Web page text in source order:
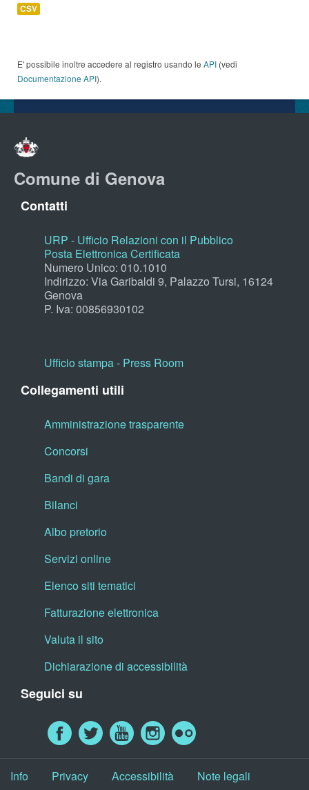
CSV
E' possibile inoltre accedere al registro usando le API (vedi
Documentazione API).
Comune di Genova
Contatti
URP - Ufficio Relazioni con il Pubblico
Posta Elettronica Certificata
Numero Unico: 010.1010
Indirizzo: Via Garibaldi 9, Palazzo Tursi, 16124
Genova
P. Iva: 00856930102
Ufficio stampa - Press Room
Collegamenti utili
Amministrazione trasparente
Concorsi
Bandi di gara
Bilanci
Albo pretorio
Servizi online
Elenco siti tematici
Fatturazione elettronica
Valuta il sito
Dichiarazione di accessibilità
Seguici su
Info Privacy Accessibilità Note legali